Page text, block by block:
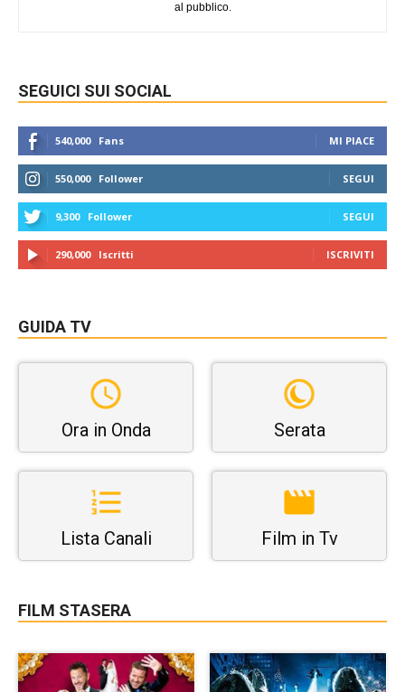
al pubblico.
SEGUICI SUI SOCIAL
540,000 Fans MI PIACE
550,000 Follower SEGUI
9,300 Follower SEGUI
290,000 Iscritti ISCRIVITI
GUIDA TV
Ora in Onda Serata
Lista Canali Film in Tv
FILM STASERA